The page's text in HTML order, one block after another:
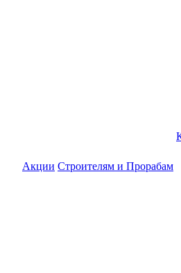
Акции Строителям и Прорабам